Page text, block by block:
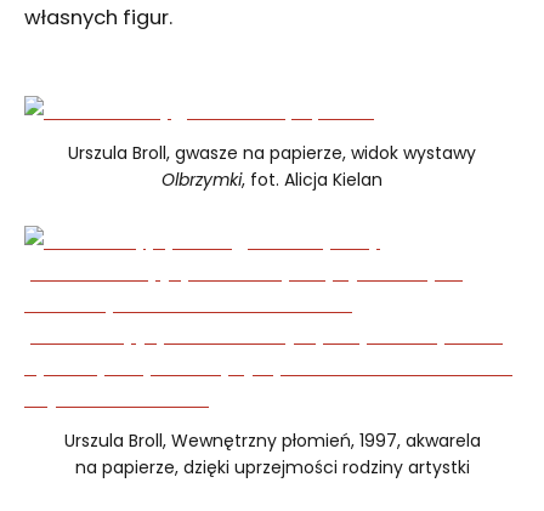
własnych figur.
Urszula Broll, gwasze na papierze, widok wystawy
Olbrzymki, fot. Alicja Kielan
Urszula Broll, Wewnętrzny płomień, 1997, akwarela
na papierze, dzięki uprzejmości rodziny artystki